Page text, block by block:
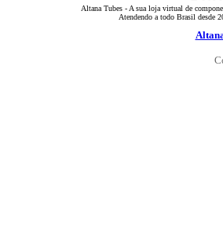
Altana Tubes - A sua loja virtual de
Atendendo a todo Brasil desde